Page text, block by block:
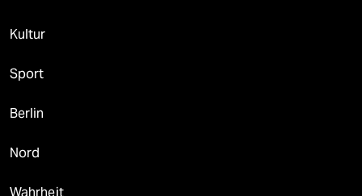
Kultur
Sport
Berlin
Nord
Wahrheit